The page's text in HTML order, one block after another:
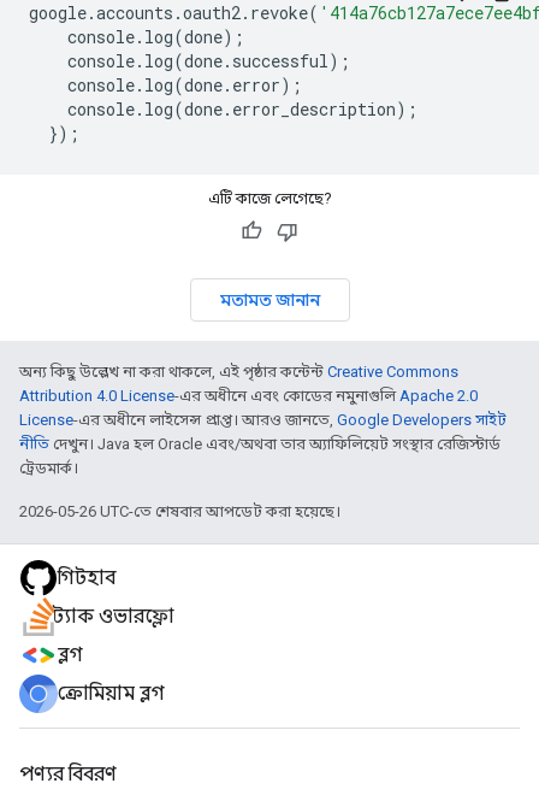
google.accounts .oauth2. revoke(
console. log(done);
console. log(done. successful);
console. log(done. error);
console. log(done. error_description);
});
এটি কাজে লেগেছে?
মতামত জানান
অন্য কিছু উল্লেখ না করা থাকলে, এই পৃষ্ঠার কন্টেন্ট Creative Commons
Attribution 4.0 License-এর অধীনে এবং কোডের নমুনাগুলিApache 2.0
License-এর অধীনে লাইসেন্স প্রাপ্ত। আরও জানতে, Google Developers সাইট
নীতি দেখুন। Java হল Oracle এবং/অথবা তার অ্যাফিলিয়েট সংস্থার রেজিস্টার্ড
ট্রেডমার্ক।
2026-05-26 UTC-তে শেষবার আপডেট করা হয়েছে।
গিটহাব
স্ট্যাক ওভারফ্লো
ব্লগ
ক্রোমিয়াম ব্লগ
পণ্যর বিবরণ